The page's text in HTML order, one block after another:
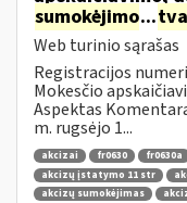
sumokėjimo...
Web turinio sąrašas
Registracijos
Mokesčio
Aspektas
m. rugsėjo 1...
akcizai fr0630 fr0630a
akcizų įstatymo 11 str
akcizų sumokėjimas